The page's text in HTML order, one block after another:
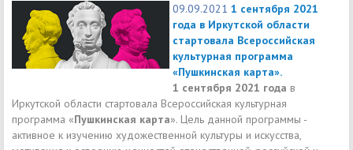
09.09.2021 1 сентября 2021
года в Иркутской области
стартовала Всероссийская
культурная программа
«Пушкинская карта».
1 сентября 2021 года в
Иркутской области стартовала Всероссийская культурная
программа «Пушкинская карта». Цель данной программы -
активное к изучению художественной культуры и искусства,